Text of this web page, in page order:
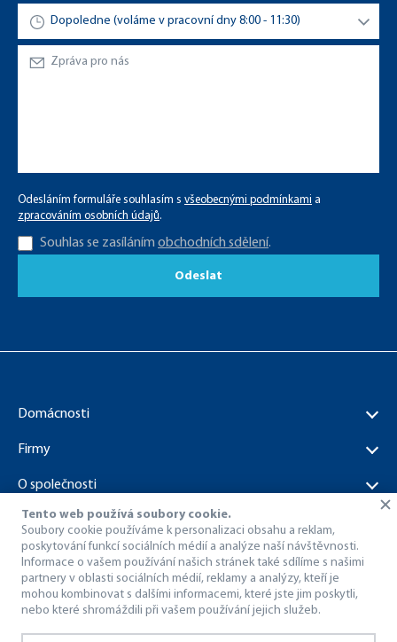
Odesláním formuláře souhlasím s všeobecnými podmínkami a
zpracováním osobních údajů.
Souhlas se zasíláním obchodních sdělení.
Odeslat
Domácnosti
Firmy
O společnosti
Dokumenty ke stažení
© 1998 – 2026 Dragon Internet a.s..
Všechna práva vyhrazena.
Tento web používá soubory cookie.
Soubory cookie používáme k personalizaci obsahu a reklam,
poskytování funkcí sociálních médií a analýze naší návštěvnosti.
Informace o vašem používání našich stránek také sdílíme s našimi
partnery v oblasti sociálních médií, reklamy a analýzy, kteří je
mohou kombinovat s dalšími informacemi, které jste jim poskytli,
nebo které shromáždili při vašem používání jejich služeb.